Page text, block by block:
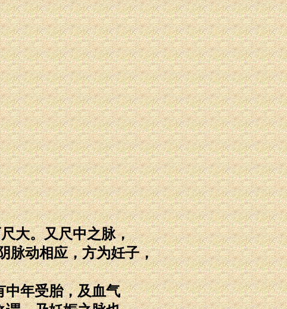
大。又尺中之脉，
脉动相应，方为妊子，
中年受胎，及血气